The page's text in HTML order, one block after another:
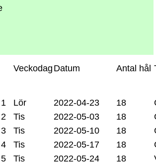
Veckodag Datum Antal hål
1 Lör 2022-04-23 18
2
Tis 2022-05-03 18
3
Tis 2022-05-10 18
4
Tis 2022-05-17 18
5
Tis 2022-05-24 18